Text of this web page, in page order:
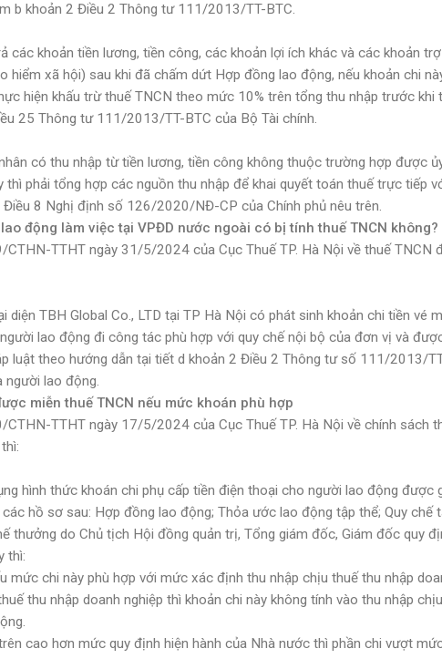
b khoản 2 Điều 2 Thông tư 111/2013/TT-BTC.
các khoản tiền lương, tiền công, các khoản lợi ích khác và các khoản
hiểm xã hội) sau khi đã chấm dứt Hợp đồng lao động, nếu khoản chi
hiện khấu trừ thuế TNCN theo mức 10% trên tổng thu nhập trước khi
25 Thông tư 111/2013/TT-BTC của Bộ Tài chính.
có thu nhập từ tiền lương, tiền công không thuộc trường hợp được
thì phải tổng hợp các nguồn thu nhập để khai quyết toán thuế trực tiếp
8 Nghị định số 126/2020/NĐ-CP của Chính phủ nêu trên.
động làm việc tại VPĐD nước ngoài có bị tính thuế TNCN không?
TTHT ngày 31/5/2024 của Cục Thuế TP. Hà Nội về thuế TNCN
diện TBH Global Co., LTD tại TP Hà Nội có phát sinh khoản chi tiền vé
lao động đi công tác phù hợp với quy chế nội bộ của đơn vị và
luật theo hướng dẫn tại tiết d khoản 2 Điều 2 Thông tư số 111/2013/
người lao động.
miễn thuế TNCN nếu mức khoán phù hợp
TTHT ngày 17/5/2024 của Cục Thuế TP. Hà Nội về chính sách
hình thức khoán chi phụ cấp tiền điện thoại cho người lao động được
hồ sơ sau: Hợp đồng lao động; Thỏa ước lao động tập thể; Quy chế
thưởng do Chủ tịch Hội đồng quản trị, Tổng giám đốc, Giám đốc quy
thì:
mức chi này phù hợp với mức xác định thu nhập chịu thuế thu nhập
thu nhập doanh nghiệp thì khoản chi này không tính vào thu nhập
cao hơn mức quy định hiện hành của Nhà nước thì phần chi vượt